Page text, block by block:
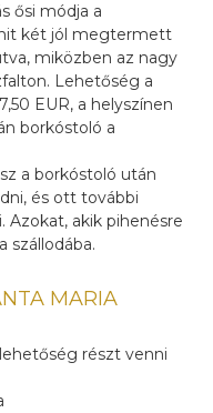
ősi módja a
két jól megtermett
miközben az nagy
Lehetőség a
EUR, a helyszínen
borkóstoló a
a borkóstoló után
és ott további
akik pihenésre
szállodába.
MARIA
részt venni